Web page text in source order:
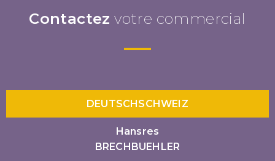
Contactez votre commercial
DEUTSCHSCHWEIZ
Hansres
BRECHBUEHLER